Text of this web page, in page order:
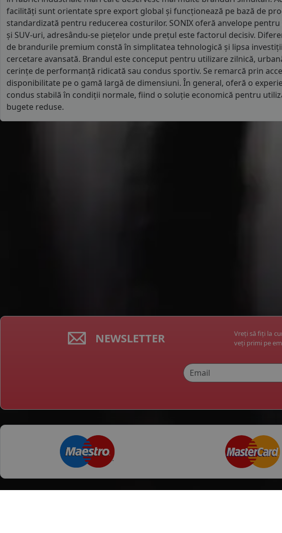
facilități sunt orientate spre export global și funcționează pe bază de
standardizată pentru reducerea costurilor. SONIX oferă anvelope
și SUV-uri, adresându-se piețelor unde prețul este factorul decisiv.
de brandurile premium constă în simplitatea tehnologică și lipsa
cercetare avansată. Brandul este conceput pentru utilizare zilnică,
cerințe de performanță ridicată sau condus sportiv. Se remarcă prin
disponibilitate pe o gamă largă de dimensiuni. În general, oferă o
condus stabilă în condiții normale, fiind o soluție economică pentru
bugete reduse.
NEWSLETTER
Vreți să fiți la
veți primi pe